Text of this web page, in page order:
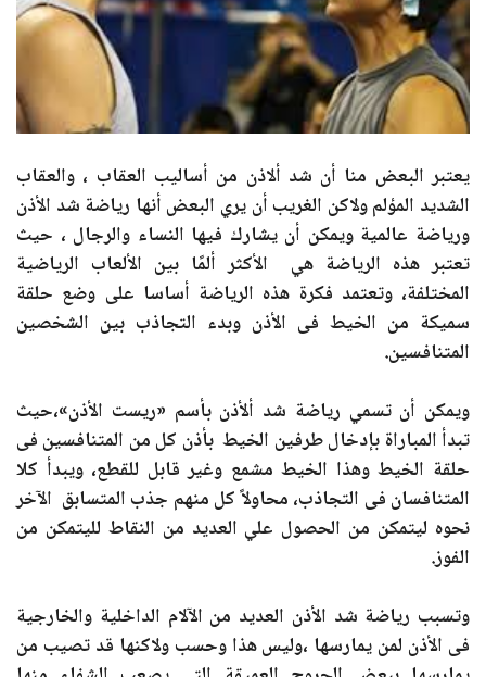
يعتبر البعض منا أن شد ألاذن من أساليب العقاب ، والعقاب
الشديد المؤلم ولاكن الغريب أن يري البعض أنها رياضة شد الأذن
ورياضة عالمية ويمكن أن يشارك فيها النساء والرجال ، حيث
تعتبر هذه الرياضة هي الأكثر ألمًا بين الألعاب الرياضية
المختلفة، وتعتمد فكرة هذه الرياضة أساسا على وضع حلقة
سميكة من الخيط فى الأذن وبدء التجاذب بين الشخصين
المتنافسين.
ويمكن أن تسمي رياضة شد ألأذن بأسم «ريست الأذن»،حيث
تبدأ المباراة بإدخال طرفين الخيط بأذن كل من المتنافسين فى
حلقة الخيط وهذا الخيط مشمع وغير قابل للقطع، ويبدأ كلا
المتنافسان فى التجاذب، محاولاً كل منهم جذب المتسابق الآخر
نحوه ليتمكن من الحصول علي العديد من النقاط لليتمكن من
الفوز.
وتسبب رياضة شد الأذن العديد من الآلام الداخلية والخارجية
فى الأذن لمن يمارسها ،وليس هذا وحسب ولاكنها قد تصيب من